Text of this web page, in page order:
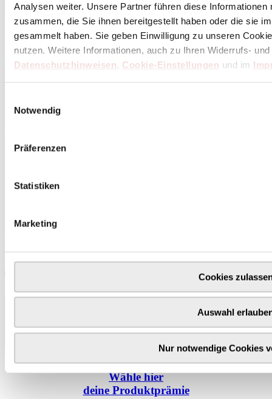
Analysen weiter. Unsere Partner führen diese
zusammen, die Sie ihnen bereitgestellt haben oder die sie
gesammelt haben. Sie geben Einwilligung zu unseren
nutzen. Weitere Informationen, auch zu Ihren Widerrufs-
Datenschutzhinweisen, Cookie-Einstellungen und im
Notwendig
Präferenzen
Statistiken
Marketing
Cookies
Auswahl
Nur notwendige Cookies
Wählehier
deine Produktprämie